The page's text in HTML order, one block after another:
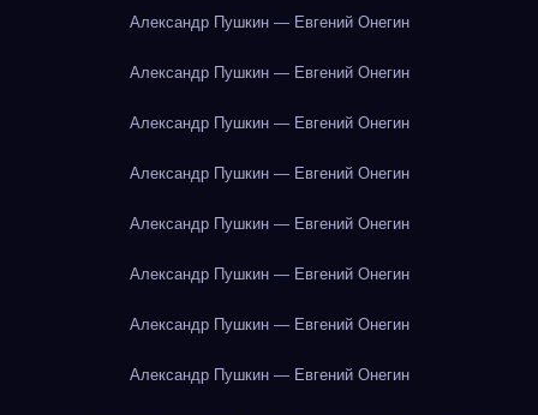
Александр Пушкин — Евгений Онегин
Александр Пушкин — Евгений Онегин
Александр Пушкин — Евгений Онегин
Александр Пушкин — Евгений Онегин
Александр Пушкин — Евгений Онегин
Александр Пушкин — Евгений Онегин
Александр Пушкин — Евгений Онегин
Александр Пушкин — Евгений Онегин